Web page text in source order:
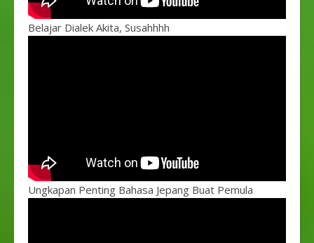
Belajar Dialek Akita, Susahhhh
Ungkapan Penting Bahasa Jepang Buat Pemula